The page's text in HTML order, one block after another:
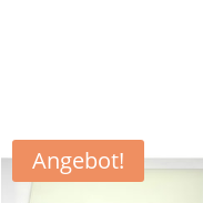
Angebot!